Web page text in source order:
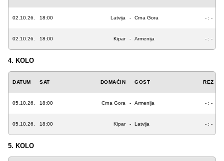
02.10.26. 18:00 Latvija - Crna Gora - : -
02.10.26. 18:00 Kipar - Armenija - : -
4. KOLO
DATUM SAT DOMAĆIN GOST REZ
05.10.26. 18:00 Crna Gora - Armenija - : -
05.10.26. 18:00 Kipar - Latvija - : -
5. KOLO